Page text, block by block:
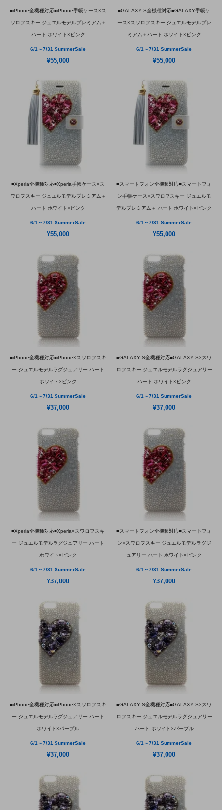
■iPhone全機種対応■iPhone手帳ケース×ス
ワロフスキー ジュエルモデルプレミアム＋
ハート ホワイト×ピンク
6/1～7/31 SummerSale
¥55,000
■GALAXY S全機種対応■GALAXY手帳ケ
ース×スワロフスキー ジュエルモデルプレ
ミアム＋ハート ホワイト×ピンク
6/1～7/31 SummerSale
¥55,000
■Xperia全機種対応■Xperia手帳ケース×ス
ワロフスキー ジュエルモデルプレミアム＋
ハート ホワイト×ピンク
6/1～7/31 SummerSale
¥55,000
■スマートフォン全機種対応■スマートフォ
ン手帳ケース×スワロフスキー ジュエルモ
デルプレミアム＋ ハート ホワイト×ピンク
6/1～7/31 SummerSale
¥55,000
■iPhone全機種対応■iPhone×スワロフスキ
ー ジュエルモデルラグジュアリー ハート
ホワイト×ピンク
6/1～7/31 SummerSale
¥37,000
■GALAXY S全機種対応■GALAXY S×スワ
ロフスキー ジュエルモデルラグジュアリー
ハート ホワイト×ピンク
6/1～7/31 SummerSale
¥37,000
■Xperia全機種対応■Xperia×スワロフスキ
ー ジュエルモデルラグジュアリー ハート
ホワイト×ピンク
6/1～7/31 SummerSale
¥37,000
■スマートフォン全機種対応■スマートフォ
ン×スワロフスキー ジュエルモデルラグジ
ュアリー ハート ホワイト×ピンク
6/1～7/31 SummerSale
¥37,000
■iPhone全機種対応■iPhone×スワロフスキ
ー ジュエルモデルラグジュアリー ハート
ホワイト×パープル
6/1～7/31 SummerSale
¥37,000
■GALAXY S全機種対応■GALAXY S×スワ
ロフスキー ジュエルモデルラグジュアリー
ハート ホワイト×パープル
6/1～7/31 SummerSale
¥37,000